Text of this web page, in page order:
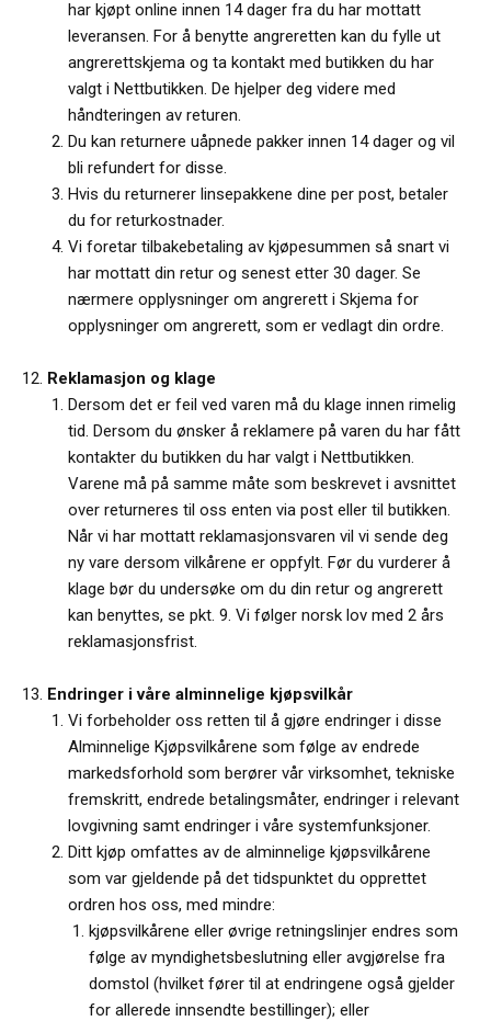
har kjøpt online innen 14 dager fra du har mottatt
leveransen. For å benytte angreretten kan du fylle ut
angrerettskjema og ta kontakt med butikken du har
valgt i Nettbutikken. De hjelper deg videre med
håndteringen av returen.
Du kan returnere uåpnede pakker innen 14 dager og vil
bli refundert for disse.
Hvis du returnerer linsepakkene dine per post, betaler
du for returkostnader.
Vi foretar tilbakebetaling av kjøpesummen så snart vi
har mottatt din retur og senest etter 30 dager. Se
nærmere opplysninger om angrerett i Skjema for
opplysninger om angrerett, som er vedlagt din ordre.
Reklamasjon og klage
Dersom det er feil ved varen må du klage innen rimelig
tid. Dersom du ønsker å reklamere på varen du har fått
kontakter du butikken du har valgt i Nettbutikken.
Varene må på samme måte som beskrevet i avsnittet
over returneres til oss enten via post eller til butikken.
Når vi har mottatt reklamasjonsvaren vil vi sende deg
ny vare dersom vilkårene er oppfylt. Før du vurderer å
klage bør du undersøke om du din retur og angrerett
kan benyttes, se pkt. 9. Vi følger norsk lov med 2 års
reklamasjonsfrist.
Endringer i våre alminnelige kjøpsvilkår
Vi forbeholder oss retten til å gjøre endringer i disse
Alminnelige Kjøpsvilkårene som følge av endrede
markedsforhold som berører vår virksomhet, tekniske
fremskritt, endrede betalingsmåter, endringer i relevant
lovgivning samt endringer i våre systemfunksjoner.
Ditt kjøp omfattes av de alminnelige kjøpsvilkårene
som var gjeldende på det tidspunktet du opprettet
ordren hos oss, med mindre:
kjøpsvilkårene eller øvrige retningslinjer endres som
følge av myndighetsbeslutning eller avgjørelse fra
domstol (hvilket fører til at endringene også gjelder
for allerede innsendte bestillinger); eller